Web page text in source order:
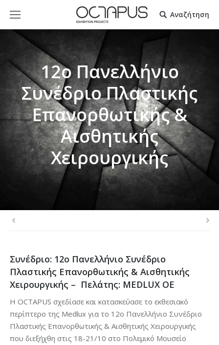
Αναζήτηση
12ο Πανελλήνιο
Συνέδριο Πλαστικής
Επανορθωτικής &
Αισθητικής
Χειρουργικής
Συνέδριο: 12ο Πανελλήνιο Συνέδριο
Πλαστικής Επανορθωτικής & Αισθητικής
Χειρουργικής – Πελάτης: MEDLUX OE
Η OCTAPUS σχεδίασε και κατασκεύασε το εκθεσιακό
περίπτερο της Medlux για το 12ο Πανελλήνιο Συνέδριο
Πλαστικής Επανορθωτικής & Αισθητικής Χειρουργικής
που διεξήχθη στις 18-21/10 στο Πολεμικό Μουσείο